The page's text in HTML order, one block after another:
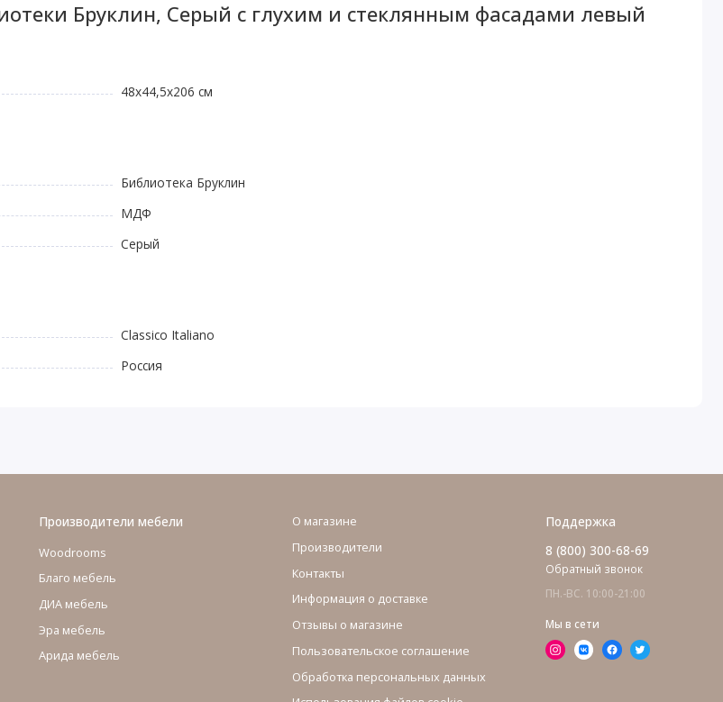
Бруклин, Серый с глухим и стеклянным фасадами левый
48х44,5х206 см
Библиотека Бруклин
МДФ
Серый
Classico Italiano
Россия
Производители мебели
Woodrooms
Благо мебель
ДИА мебель
Эра мебель
Арида мебель
О магазине
Производители
Контакты
Информация о доставке
Отзывы о магазине
Пользовательское соглашение
Обработка персональных данных
Поддержка
8 (800) 300-68-69
Обратный звонок
ПН.-ВС. 10:00-21:00
Мы в сети